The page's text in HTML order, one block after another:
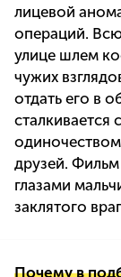
лицевой
операций.
улице шлем
чужих
отдать его в
сталкивается
друзей.
глазами
заклятого
Почему в